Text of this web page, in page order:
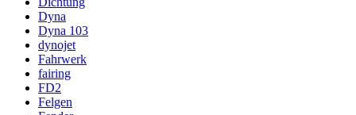
Dyna
Dyna 103
dynojet
Fahrwerk
fairing
FD2
Felgen